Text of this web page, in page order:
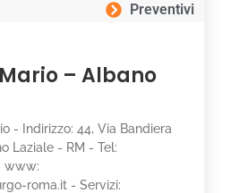
Preventivi
– Albano
- Indirizzo: 44, Via Bandiera
Laziale - RM - Tel:
www:
roma.it - Servizi: